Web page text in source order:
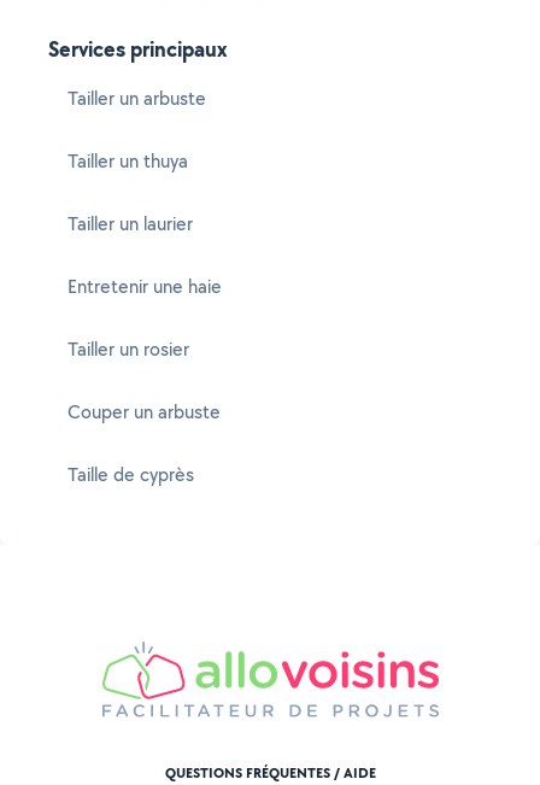
Services principaux
Tailler un arbuste
Tailler un thuya
Tailler un laurier
Entretenir une haie
Tailler un rosier
Couper un arbuste
Taille de cyprès
QUESTIONS FRÉQUENTES / AIDE